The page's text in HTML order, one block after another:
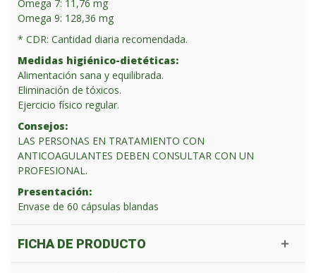
Omega 7: 11,76 mg
Omega 9: 128,36 mg
* CDR: Cantidad diaria recomendada.
Medidas higiénico-dietéticas:
Alimentación sana y equilibrada.
Eliminación de tóxicos.
Ejercicio físico regular.
Consejos:
LAS PERSONAS EN TRATAMIENTO CON
ANTICOAGULANTES DEBEN CONSULTAR CON UN
PROFESIONAL.
Presentación:
Envase de 60 cápsulas blandas
FICHA DE PRODUCTO